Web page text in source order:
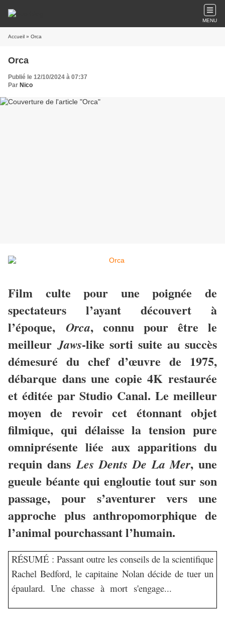
MENU
Accueil » Orca
Orca
Publié le 12/10/2024 à 07:37
Par Nico
Film culte pour une poignée de
spectateurs l’ayant découvert à
l’époque, Orca, connu pour être le
meilleurJaws-like sorti suite au succès
démesuré du chef d’œuvre de 1975,
débarque dans une copie 4K restaurée
et éditée par Studio Canal. Le meilleur
moyen de revoir cet étonnant objet
filmique, qui délaisse la tension pure
omniprésente liée aux apparitions du
requin dansLes Dents De La Mer, une
gueule béante qui engloutie tout sur son
passage, pour s’aventurer vers une
approche plus anthropomorphique de
l’animal pourchassant l’humain.
RÉSUMÉ : Passant outre les conseils de la scientifique
Rachel Bedford, le capitaine Nolan décide de tuer un
épaulard. Une chasse à mort s'engage...